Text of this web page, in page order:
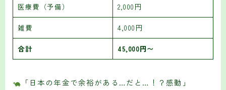
医療費（予備） 2,000円
雑費 4,000円
合計 45,000円〜
「日本の年金で余裕がある…だと…！？感動」